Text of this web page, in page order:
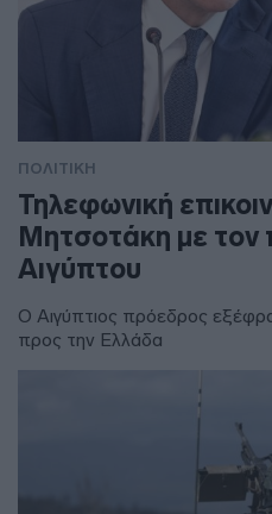
ΠΟΛΙΤΙΚΗ
Τηλεφωνική
Μητσοτάκη με τον
Αιγύπτου
Ο Αιγύπτιος πρόεδρος
προς την Ελλάδα